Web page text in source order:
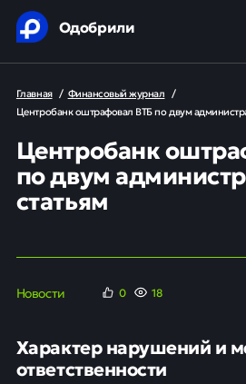
Одобрили
Главная / Финансовый журнал /
Центробанк оштрафовал ВТБ по двум
Центробанк
по двум
статьям
Новости 0 18
Характер нарушений и
ответственности